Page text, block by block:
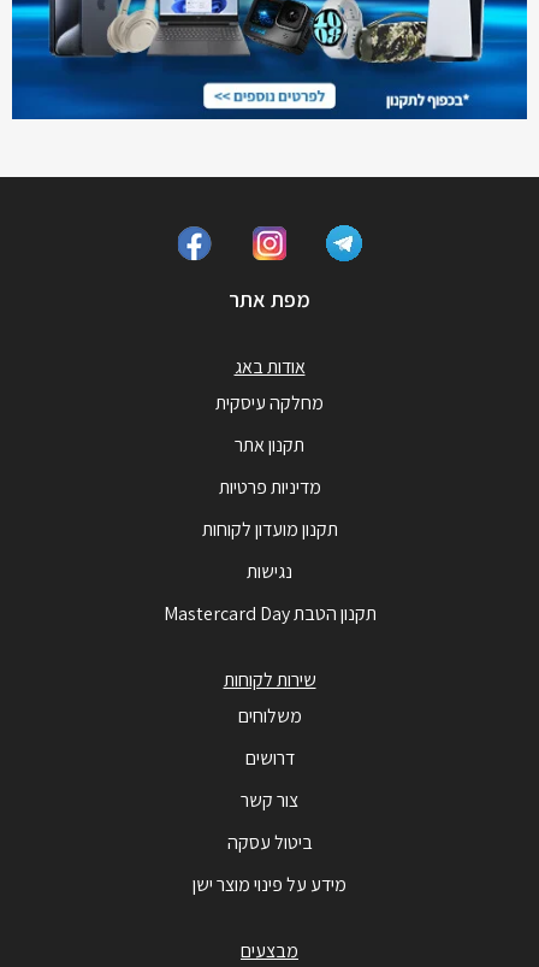
מפת אתר
אודות באג
מחלקה עיסקית
תקנון אתר
מדיניות פרטיות
תקנון מועדון לקוחות
נגישות
תקנון הטבת Mastercard Day
שירות לקוחות
משלוחים
דרושים
צור קשר
ביטול עסקה
מידע על פינוי מוצר ישן
מבצעים